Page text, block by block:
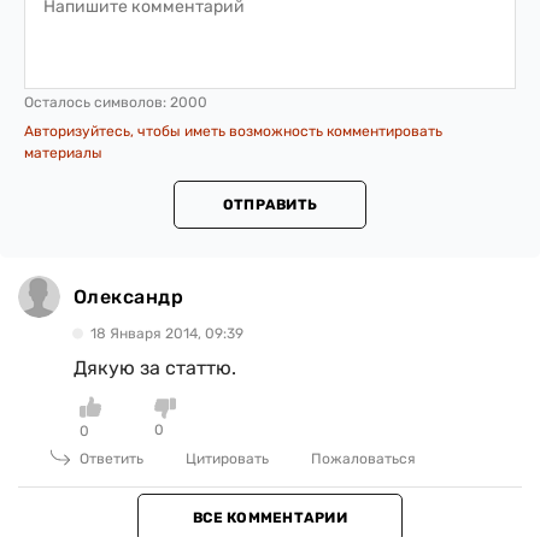
Осталось символов: 2000
Авторизуйтесь, чтобы иметь возможность комментировать
материалы
ОТПРАВИТЬ
Олександр
18 Января 2014, 09:39
Дякую за статтю.
0
0
Ответить
Цитировать Пожаловаться
ВСЕ КОММЕНТАРИИ